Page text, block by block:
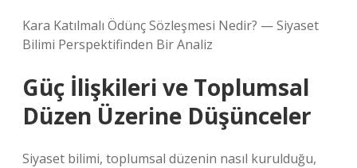
Kara Katılmalı Ödünç Sözleşmesi Nedir? — Siyaset
Bilimi Perspektifinden Bir Analiz
Güç İlişkileri ve Toplumsal
Düzen Üzerine Düşünceler
Siyaset bilimi, toplumsal düzenin nasıl kurulduğu,